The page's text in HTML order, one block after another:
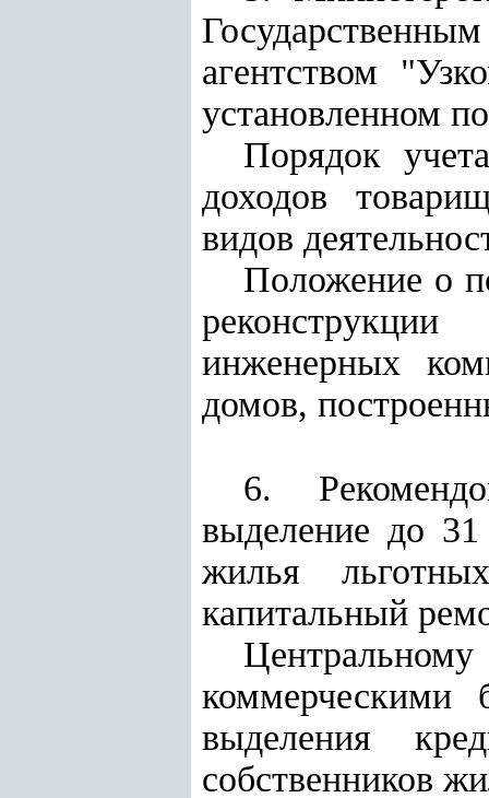
агентством
установленном
Порядок
доходов
видов
Положение о
инженерных
домов,
6.
выделение до 31
жилья
капитальный
коммерческими
выделения
собственников